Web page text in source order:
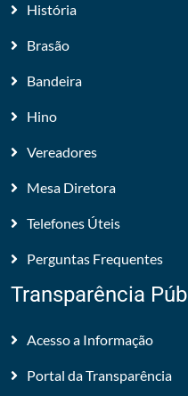
História
Brasão
Bandeira
Hino
Vereadores
Mesa Diretora
Telefones Úteis
Perguntas Frequentes
Transparência
Acesso a Informação
Portal da Transparência